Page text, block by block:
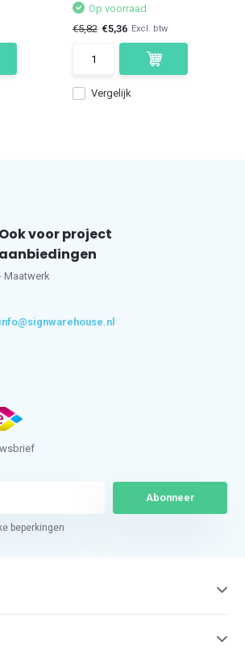
Vergelijk
Op voorraad
€5,82 €5,36 Excl. btw
Ook voor project
aanbiedingen
Maatwerk
info@signwarehouse.nl
Abonneer
beperkingen